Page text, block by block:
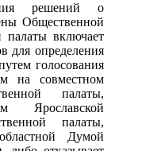
решений о
Общественной
палаты включает
для определения
голосования
на совместном
палаты,
Ярославской
палаты,
Думой